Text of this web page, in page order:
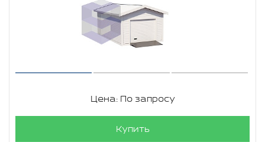
Цена: По запросу
Купить